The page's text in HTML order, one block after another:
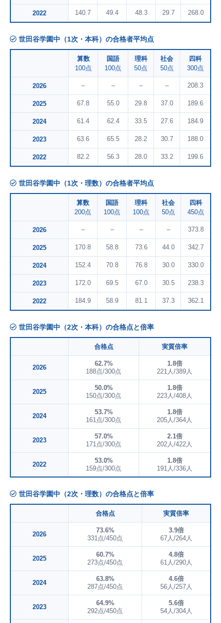
2022 140.7 49.4 48.3 29.7 268.0
世田谷学園中（1次・本科）の合格者平均点
算数
100点
国語
100点
理科
50点
社会
50点
四科
300点
2026 – – – – 208.3
2025 67.8 55.0 29.8 37.0 189.6
2024 61.4 62.4 33.5 27.6 184.9
2023 63.6 65.5 28.2 30.7 188.0
2022 82.2 56.3 28.0 33.2 199.6
世田谷学園中（1次・理数）の合格者平均点
算数
200点
国語
100点
理科
100点
社会
50点
四科
450点
2026 – – – – 373.8
2025 170.8 58.8 73.6 44.0 342.7
2024 152.4 70.8 76.8 30.0 330.0
2023 172.0 69.5 67.0 30.5 238.3
2022 184.9 58.9 81.1 37.3 362.1
世田谷学園中（2次・本科）の合格点と倍率
合格点 実質倍率
2026
62.7%
188点/300点
1.8倍
221人/389人
2025
50.0%
150点/300点
1.8倍
223人/408人
2024
53.7%
161点/300点
1.8倍
205人/364人
2023
57.0%
171点/300点
2.1倍
202人/422人
2022
53.0%
159点/300点
1.8倍
191人/336人
世田谷学園中（2次・理数）の合格点と倍率
合格点 実質倍率
2026
73.6%
331点/450点
3.9倍
67人/264人
2025
60.7%
273点/450点
4.8倍
61人/290人
2024
63.8%
287点/450点
4.6倍
56人/257人
2023
64.9%
292点/450点
5.6倍
54人/304人